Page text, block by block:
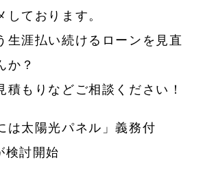
しております。
生涯払い続けるローンを見直
か？
積もりなどご相談ください！
は太陽光パネル」義務付
検討開始